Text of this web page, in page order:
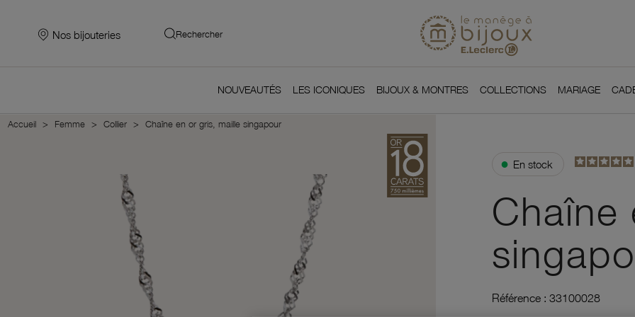
Nos bijouteries Rechercher
NOUVEAUTÉS LES ICONIQUES BIJOUX & MONTRES COLLECTIONS MARIAGE
Accueil Femme Collier Chaîne en or gris, maille singapour
● En stock
Chaîne
Référence : 33100028